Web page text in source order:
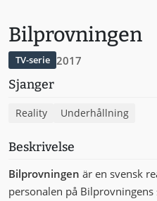
Bilprovningen
TV-serie 2017
Sjanger
Reality Underhållning
Beskrivelse
Bilprovningen är en svensk
personalen på